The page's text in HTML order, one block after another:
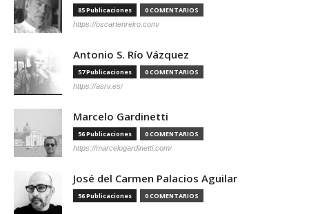
85 Publicaciones 0 COMENTARIOS
https://oscartenreiro.com/
Antonio S. Río Vázquez
57 Publicaciones 0 COMENTARIOS
https://asrv.es/
Marcelo Gardinetti
56 Publicaciones 0 COMENTARIOS
https://marcelogardinetti.com/
José del Carmen Palacios Aguilar
56 Publicaciones 0 COMENTARIOS